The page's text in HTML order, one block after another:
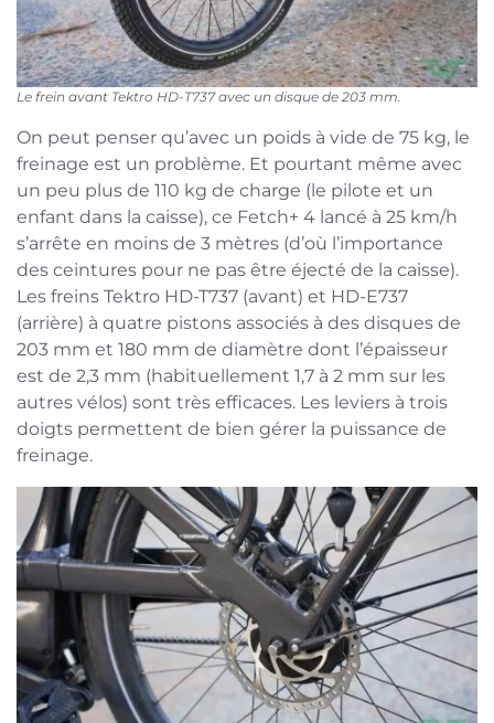
Le frein avant Tektro HD-T737 avec un disque de 203 mm.
On peut penser qu’avec un poids à vide de 75 kg, le
freinage est un problème. Et pourtant même avec
un peu plus de 110 kg de charge (le pilote et un
enfant dans la caisse), ce Fetch+ 4 lancé à 25 km/h
s’arrête en moins de 3 mètres (d’où l’importance
des ceintures pour ne pas être éjecté de la caisse).
Les freins Tektro HD-T737 (avant) et HD-E737
(arrière) à quatre pistons associés à des disques de
203 mm et 180 mm de diamètre dont l’épaisseur
est de 2,3 mm (habituellement 1,7 à 2 mm sur les
autres vélos) sont très efficaces. Les leviers à trois
doigts permettent de bien gérer la puissance de
freinage.